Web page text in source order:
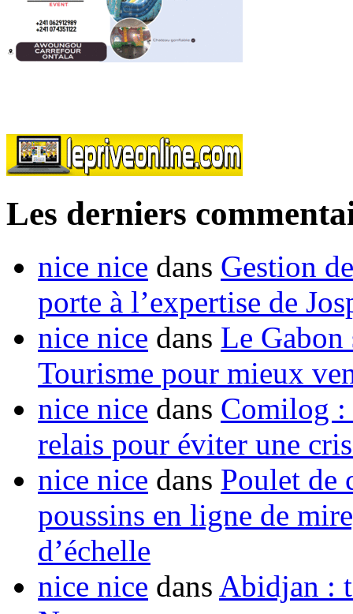
Les derniers
nice nice dans Gestion
porte à l’expertise de
nice nice dans Le Gabon
Tourisme pour mieux
nice nice dans Comilog :
relais pour éviter une
nice nice dans Poulet de
poussins en ligne de
d’échelle
nice nice dans Abidjan :